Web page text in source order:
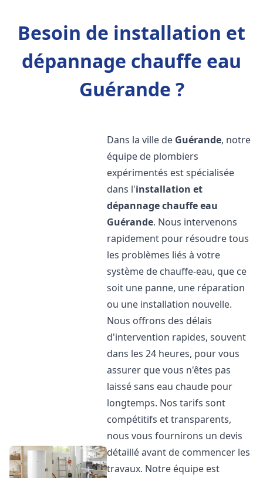
Besoin de installation et
dépannage chauffe eau
Guérande ?
Dans la ville de Guérande, notre
équipe de plombiers
expérimentés est spécialisée
dans l'installation et
dépannage chauffe eau
Guérande. Nous intervenons
rapidement pour résoudre tous
les problèmes liés à votre
système de chauffe-eau, que ce
soit une panne, une réparation
ou une installation nouvelle.
Nous offrons des délais
d'intervention rapides, souvent
dans les 24 heures, pour vous
assurer que vous n'êtes pas
laissé sans eau chaude pour
longtemps. Nos tarifs sont
compétitifs et transparents,
nous vous fournirons un devis
détaillé avant de commencer les
travaux. Notre équipe est